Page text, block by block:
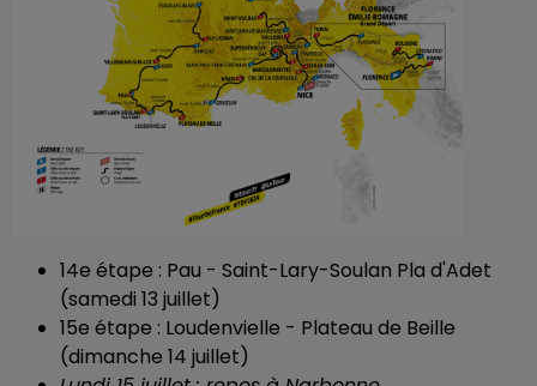
14e étape : Pau - Saint-Lary-Soulan Pla d'Adet
(samedi 13 juillet)
15e étape : Loudenvielle - Plateau de Beille
(dimanche 14 juillet)